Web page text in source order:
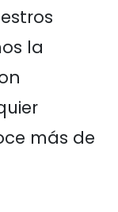
la
más de